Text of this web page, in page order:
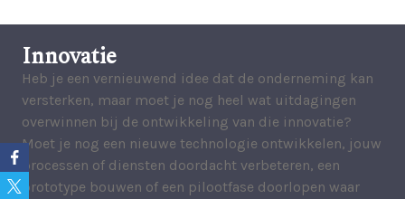
Innovatie
Heb je een vernieuwend idee dat de onderneming kan
versterken, maar moet je nog heel wat uitdagingen
overwinnen bij de ontwikkeling van die innovatie?
Moet je nog een nieuwe technologie ontwikkelen, jouw
processen of diensten doordacht verbeteren, een
prototype bouwen of een pilootfase doorlopen waar